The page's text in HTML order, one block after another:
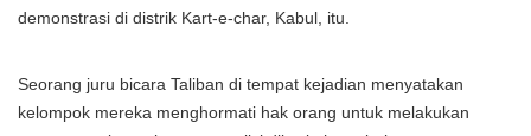
demonstrasi di distrik Kart-e-char, Kabul, itu.
Seorang juru bicara Taliban di tempat kejadian menyatakan
kelompok mereka menghormati hak orang untuk melakukan